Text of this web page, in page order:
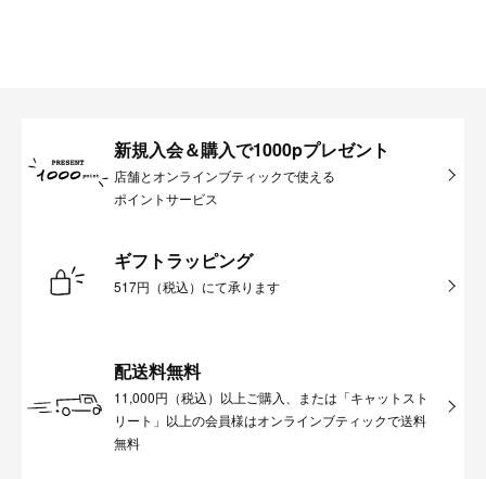
新規入会＆購入で1000pプレゼント
店舗とオンラインブティックで使える
ポイントサービス
ギフトラッピング
517円（税込）にて承ります
配送料無料
11,000円（税込）以上ご購入、または「キャットスト
リート」以上の会員様はオンラインブティックで送料
無料